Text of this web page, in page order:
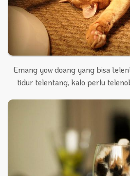
Emang yow doang yang bisa
tidur telentang, kalo perlu